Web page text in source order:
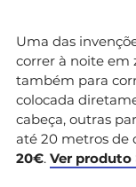
Uma das
correr à noite em
também para
colocada
cabeça, outras
até 20 metros de
20€. Ver produto